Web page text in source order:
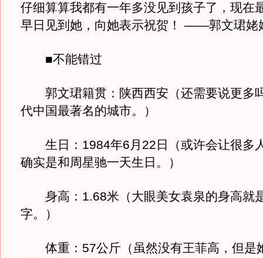
仔细算算我都有一年多没见到孩子了，现在
早日见到她，向她表示祝贺！ ——郭文珺姥
■不能错过
郭文珺籍贯：陕西西安（还需要说更多
代中国最著名的城市。）
生日：1984年6月22日（或许会让很多
确实是和周星驰一天生日。）
身高：1.68米（大眼美女袁泉的身高就
字。）
体重：57公斤（虽然没有王菲高，但是